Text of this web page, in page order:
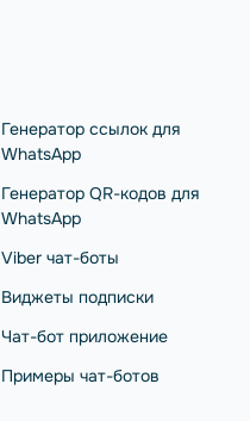
Генератор ссылок для
WhatsApp
Генератор QR-кодов для
WhatsApp
Viber чат-боты
Виджеты подписки
Чат-бот приложение
Примеры чат-ботов